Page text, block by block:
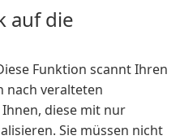
auf die
Funktion scannt Ihren
nach veralteten
diese mit nur
Sie müssen nicht